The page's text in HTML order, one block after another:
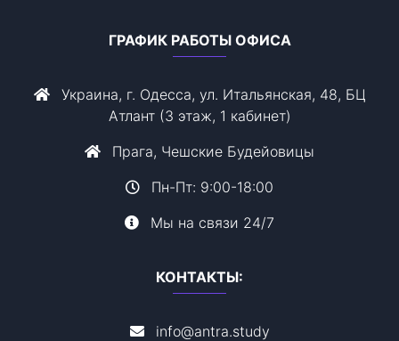
ГРАФИК РАБОТЫ ОФИСА
Украина, г. Одесса, ул. Итальянская, 48, БЦ
Атлант (3 этаж, 1 кабинет)
Прага, Чешские Будейовицы
Пн-Пт: 9:00-18:00
Мы на связи 24/7
КОНТАКТЫ:
info@antra.study